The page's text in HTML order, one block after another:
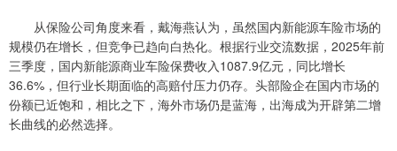
从保险公司角度来看，戴海燕认为，虽然国内新能源车险市场的
规模仍在增长，但竞争已趋向白热化。根据行业交流数据，2025年前
三季度，国内新能源商业车险保费收入1087.9亿元，同比增长
36.6%，但行业长期面临的高赔付压力仍存。头部险企在国内市场的
份额已近饱和，相比之下，海外市场仍是蓝海，出海成为开辟第二增
长曲线的必然选择。